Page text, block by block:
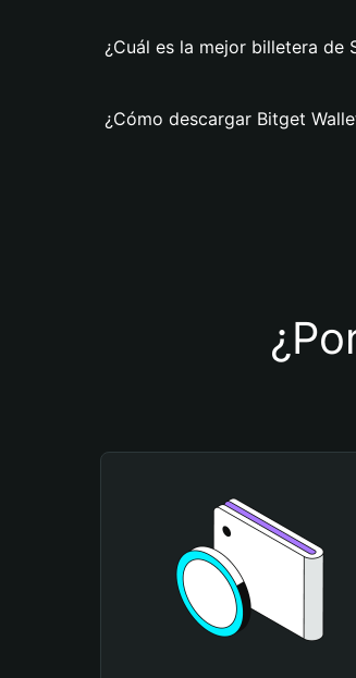
¿Cuál es la mejor billetera de
¿Cómo descargar Bitget